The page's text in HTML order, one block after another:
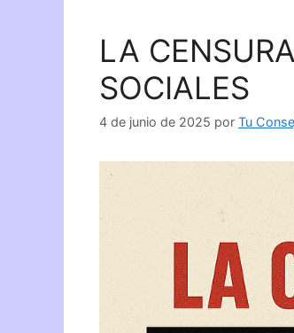
LA
SOCIALES
4 de junio de 2025 por Tu